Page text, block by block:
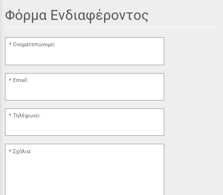
Φόρμα Ενδιαφέροντος
Ονοματεπώνυμο:
Email:
Τηλέφωνο:
Σχόλια: